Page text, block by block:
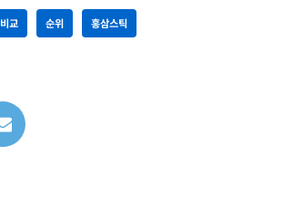
비교 순위 홍삼스틱